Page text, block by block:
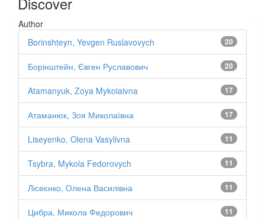
Author
20
Borinshteyn, Yevgen Ruslavovych
20
Борінштейн, Євген Руславович
17
Atamanyuk, Zoya Mykolaivna
17
Атаманюк, Зоя Миколаївна
11
Liseyenko, Olena Vasylivna
11
Tsybra, Mykola Fedorovych
11
Лісеєнко, Олена Василівна
11
Цибра, Микола Федорович